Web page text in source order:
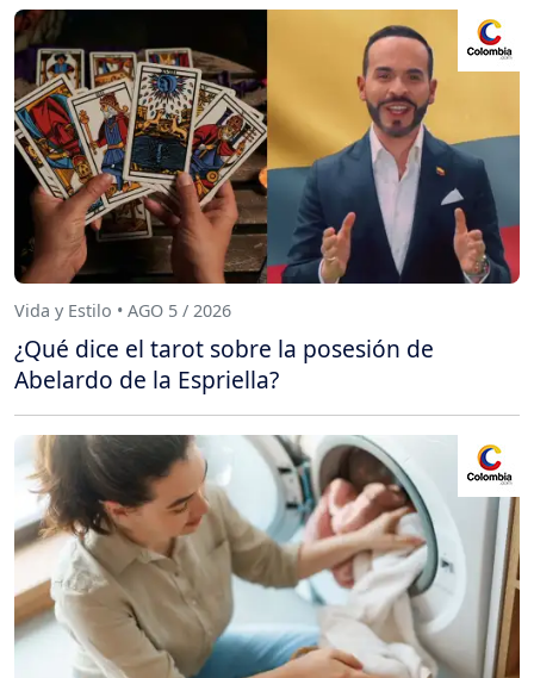
Vida y Estilo • AGO 5 / 2026
¿Qué dice el tarot sobre la posesión de
Abelardo de la Espriella?